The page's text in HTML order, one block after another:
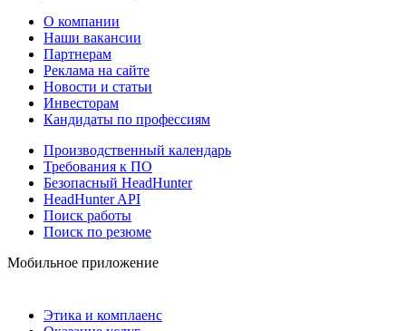
О компании
Наши вакансии
Партнерам
Реклама на сайте
Новости и статьи
Инвесторам
Кандидаты по профессиям
Производственный календарь
Требования к ПО
Безопасный HeadHunter
HeadHunter API
Поиск работы
Поиск по резюме
Мобильное приложение
Этика и комплаенс